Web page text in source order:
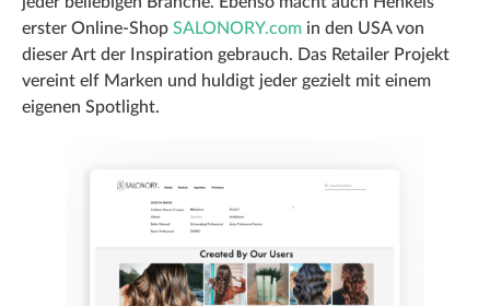
erster Online-Shop SALONORY.com in den USA von
dieser Art der Inspiration gebrauch. Das Retailer Projekt
vereint elf Marken und huldigt jeder gezielt mit einem
eigenen Spotlight.